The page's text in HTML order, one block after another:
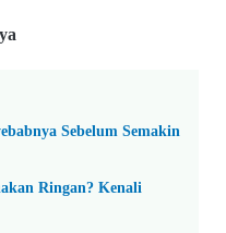
Sebelum Semakin
Ringan? Kenali